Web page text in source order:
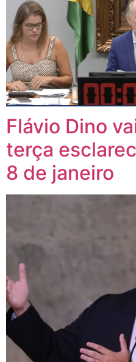
Flávio Dino
terça
8 de janeiro